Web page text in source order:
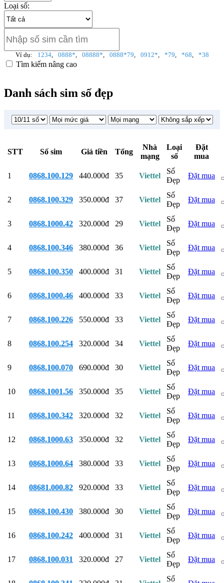
Loại số:
Ví dụ: 1234, 0888*, 08888*, 0888*79, 0912*, *79, *68, *38
Tìm kiếm nâng cao
Danh sách sim số đẹp
STT Số sim Giá tiền Tổng
Nhà
mạng
Loại
số
Đặt
mua
1 0868.100.129 440.000đ 35 Viettel
Số
Đẹp
Đặt mua
2 0868.100.329 350.000đ 37 Viettel
Số
Đẹp
Đặt mua
3 0868.1000.42 320.000đ 29 Viettel
Số
Đẹp
Đặt mua
4 0868.100.346 380.000đ 36 Viettel
Số
Đẹp
Đặt mua
5 0868.100.350 400.000đ 31 Viettel
Số
Đẹp
Đặt mua
6 0868.1000.46 400.000đ 33 Viettel
Số
Đẹp
Đặt mua
7 0868.100.226 550.000đ 33 Viettel
Số
Đẹp
Đặt mua
8 0868.100.254 320.000đ 34 Viettel
Số
Đẹp
Đặt mua
9 0868.100.070 690.000đ 30 Viettel
Số
Đẹp
Đặt mua
10 0868.1001.56 350.000đ 35 Viettel
Số
Đẹp
Đặt mua
11 0868.100.342 320.000đ 32 Viettel
Số
Đẹp
Đặt mua
12 0868.1000.63 350.000đ 32 Viettel
Số
Đẹp
Đặt mua
13 0868.1000.64 380.000đ 33 Viettel
Số
Đẹp
Đặt mua
14 08681.000.82 920.000đ 33 Viettel
Số
Đẹp
Đặt mua
15 0868.100.430 380.000đ 30 Viettel
Số
Đẹp
Đặt mua
16 0868.100.242 400.000đ 31 Viettel
Số
Đẹp
Đặt mua
17 0868.100.031 320.000đ 27 Viettel
Số
Đẹp
Đặt mua
Số